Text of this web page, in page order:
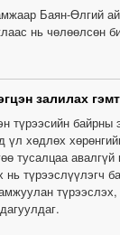
Баян-Өлгий
нь чөлөөлсөн
залилах
түрээсийн байрны
үл хөдлөх
тусалцаа
нь түрээслүүлэгч